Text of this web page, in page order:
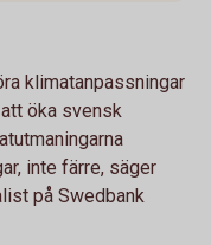
klimatanpassningar
öka svensk
inte färre, säger
på Swedbank